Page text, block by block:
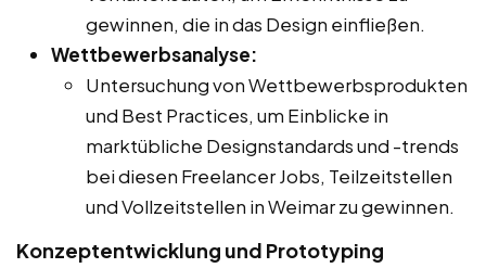
gewinnen, die in das Design einfließen.
Wettbewerbsanalyse:
Untersuchung von Wettbewerbsprodukten
und Best Practices, um Einblicke in
marktübliche Designstandards und -trends
bei diesen Freelancer Jobs, Teilzeitstellen
und Vollzeitstellen in Weimar zu gewinnen.
Konzeptentwicklung und Prototyping